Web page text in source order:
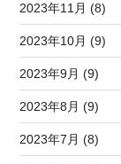
2023年11月 (8)
2023年10月 (9)
2023年9月 (9)
2023年8月 (9)
2023年7月 (8)